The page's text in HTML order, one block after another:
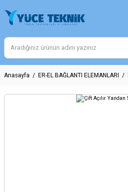
Anasayfa ER-EL BAĞLANTI ELEMANLARI